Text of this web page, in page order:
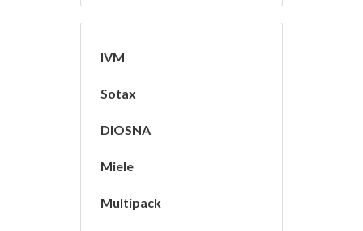
IVM
Sotax
DIOSNA
Miele
Multipack